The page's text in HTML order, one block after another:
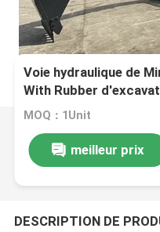
Voie hydraulique de
With Rubber
MOQ：1Unit
meilleur prix
DESCRIPTION DE